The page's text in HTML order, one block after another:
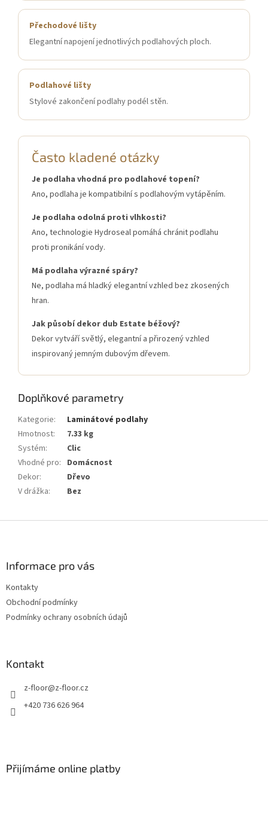
Přechodové lišty
Elegantní napojení jednotlivých podlahových ploch.
Podlahové lišty
Stylové zakončení podlahy podél stěn.
Často kladené otázky
Je podlaha vhodná pro podlahové topení?
Ano, podlaha je kompatibilní s podlahovým vytápěním.
Je podlaha odolná proti vlhkosti?
Ano, technologie Hydroseal pomáhá chránit podlahu
proti pronikání vody.
Má podlaha výrazné spáry?
Ne, podlaha má hladký elegantní vzhled bez zkosených
hran.
Jak působí dekor dub Estate béžový?
Dekor vytváří světlý, elegantní a přirozený vzhled
inspirovaný jemným dubovým dřevem.
Doplňkové parametry
Kategorie:
Laminátové podlahy
Hmotnost:
7.33 kg
Systém:
Clic
Vhodné pro: Domácnost
Dekor:
Dřevo
V drážka: Bez
Informace pro vás
Kontakty
Obchodní podmínky
Podmínky ochrany osobních údajů
Kontakt
z-floor@z-floor.cz
+420 736 626 964
Přijímáme online platby